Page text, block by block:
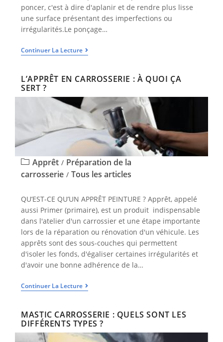
poncer, c'est à dire d'aplanir et de rendre plus lisse
une surface présentant des imperfections ou
irrégularités.Le ponçage…
Continuer La Lecture
L’APPRÊT EN CARROSSERIE : À QUOI ÇA
SERT ?
Apprêt / Préparation de la
carrosserie / Tous les articles
QU’EST-CE QU’UN APPRÊT PEINTURE ? Apprêt, appelé
aussi Primer (primaire), est un produit indispensable
dans l'atelier d'un carrossier et une étape importante
lors de la réparation ou rénovation d'un véhicule. Les
apprêts sont des sous-couches qui permettent
d'isoler les fonds, d'égaliser certaines irrégularités et
d'avoir une bonne adhérence de la…
Continuer La Lecture
MASTIC CARROSSERIE : QUELS SONT LES
DIFFÉRENTS TYPES ?